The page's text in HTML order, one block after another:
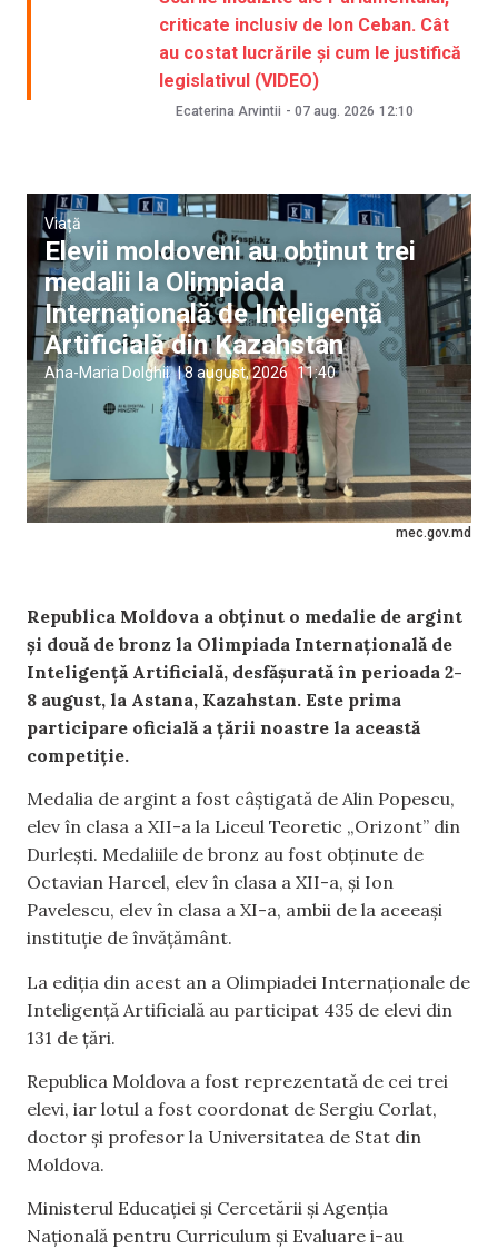
criticate inclusiv de Ion Ceban. Cât
au costat lucrările și cum le justifică
legislativul (VIDEO)
Ecaterina Arvintii - 07 aug. 2026 12:10
mec.gov.md
Viață
Elevii moldoveni au obținut trei
medalii la Olimpiada
Internațională de Inteligență
Artificială din Kazahstan
Ana-Maria Dolghii |8 august, 2026 11:40
Republica Moldova a obținut o medalie de argint
și două de bronz la Olimpiada Internațională de
Inteligență Artificială, desfășurată în perioada 2-
8 august, la Astana, Kazahstan. Este prima
participare oficială a țării noastre la această
competiție.
Medalia de argint a fost câștigată de Alin Popescu,
elev în clasa a XII-a la Liceul Teoretic „Orizont” din
Durlești. Medaliile de bronz au fost obținute de
Octavian Harcel, elev în clasa a XII-a, și Ion
Pavelescu, elev în clasa a XI-a, ambii de la aceeași
instituție de învățământ.
La ediția din acest an a Olimpiadei Internaționale de
Inteligență Artificială au participat 435 de elevi din
131 de țări.
Republica Moldova a fost reprezentată de cei trei
elevi, iar lotul a fost coordonat de Sergiu Corlat,
doctor și profesor la Universitatea de Stat din
Moldova.
Ministerul Educației și Cercetării și Agenția
Națională pentru Curriculum și Evaluare i-au